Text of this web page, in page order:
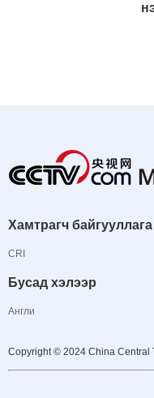
Хамтрагч байгууллага
CRI
Бусад хэлээр
Англи
Copyright © 2024 China Central